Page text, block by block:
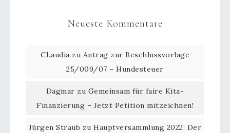
Neueste Kommentare
CLaudia zu Antrag zur Beschlussvorlage
25/009/07 – Hundesteuer
Dagmar zu Gemeinsam für faire Kita-
Finanzierung – Jetzt Petition mitzeichnen!
Jürgen Straub zuHauptversammlung 2022: Der